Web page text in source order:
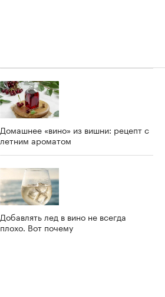
Домашнее «вино» из вишни: рецепт с
летним ароматом
Добавлять лед в вино не всегда
плохо. Вот почему